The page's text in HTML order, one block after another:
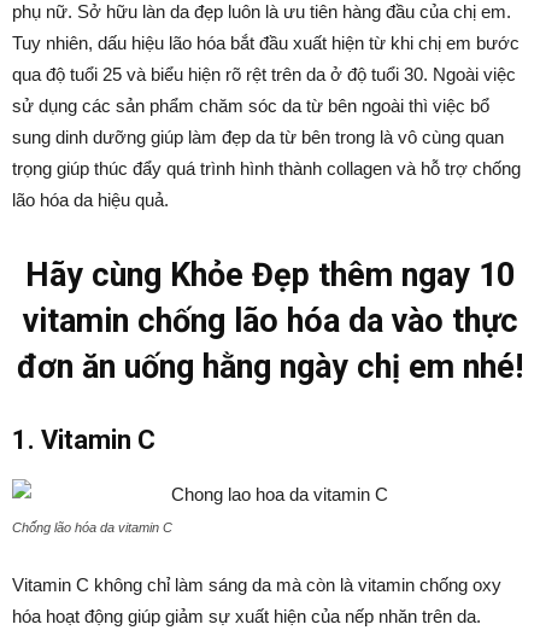
phụ nữ. Sở hữu làn da đẹp luôn là ưu tiên hàng đầu của chị em.
Tuy nhiên, dấu hiệu lão hóa bắt đầu xuất hiện từ khi chị em bước
qua độ tuổi 25 và biểu hiện rõ rệt trên da ở độ tuổi 30. Ngoài việc
sử dụng các sản phẩm chăm sóc da từ bên ngoài thì việc bổ
sung dinh dưỡng giúp làm đẹp da từ bên trong là vô cùng quan
trọng giúp thúc đẩy quá trình hình thành collagen và hỗ trợ chống
lão hóa da hiệu quả.
Hãy cùng Khỏe Đẹp thêm ngay 10
vitamin chống lão hóa da vào thực
đơn ăn uống hằng ngày chị em nhé!
1. Vitamin C
Chống lão hóa da vitamin C
Vitamin C không chỉ làm sáng da mà còn là vitamin chống oxy
hóa hoạt động giúp giảm sự xuất hiện của nếp nhăn trên da.